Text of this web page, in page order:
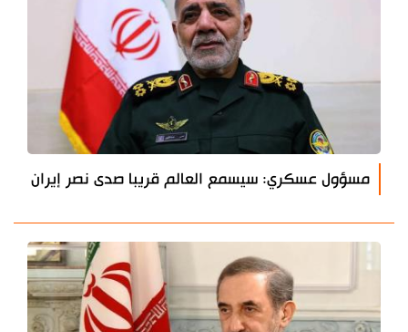
مسؤول عسكري: سيسمع العالم قريبا صدى نصر إيران